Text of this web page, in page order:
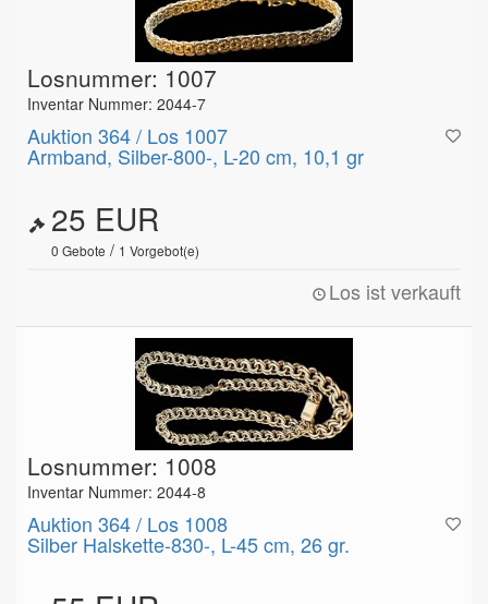
Losnummer: 1007
Inventar Nummer: 2044-7
Auktion 364 / Los 1007
Armband, Silber-800-, L-20 cm, 10,1 gr
25 EUR
0 Gebote / 1 Vorgebot(e)
Los ist verkauft
Losnummer: 1008
Inventar Nummer: 2044-8
Auktion 364 / Los 1008
Silber Halskette-830-, L-45 cm, 26 gr.